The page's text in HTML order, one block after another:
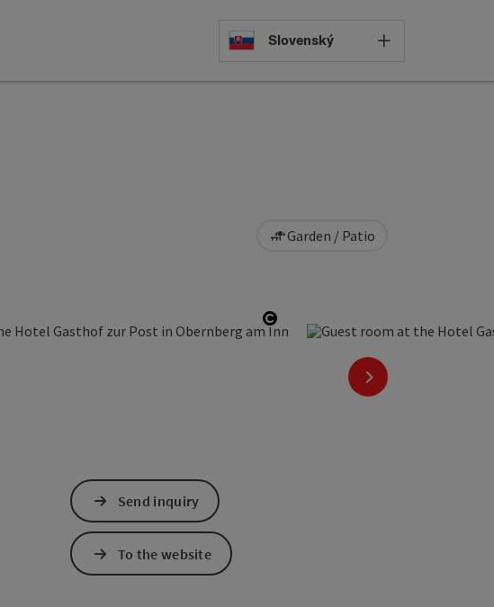
Select
Slovenský
Open copyright
next slide
Garden / Patio
Send inquiry
To the website